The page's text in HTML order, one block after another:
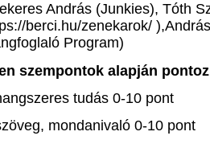
András (Junkies), Tóth
berci.hu/zenekarok/
Program)
szempontok alapján
tudás 0-10 pont
mondanivaló 0-10 pont